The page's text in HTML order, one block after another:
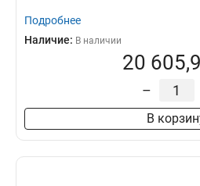
Подробнее
Наличие: В наличии
20
–
В